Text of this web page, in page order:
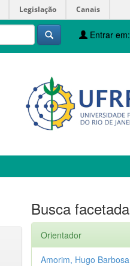
Legislação Canais
Entrar em:
Busca facetada
Orientador
Amorim, Hugo Barbosa